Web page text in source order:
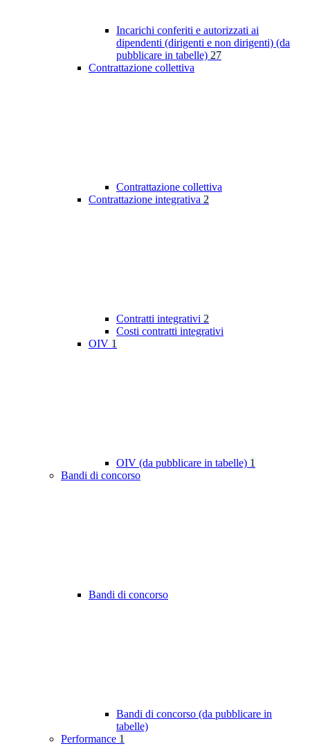
Incarichi conferiti e autorizzati ai
dipendenti (dirigenti e non dirigenti) (da
pubblicare in tabelle) 27
Contrattazione collettiva
Contrattazione collettiva
Contrattazione integrativa 2
Contratti integrativi 2
Costi contratti integrativi
OIV 1
OIV (da pubblicare in tabelle) 1
Bandi di concorso
Bandi di concorso
Bandi di concorso (da pubblicare in
tabelle)
Performance 1